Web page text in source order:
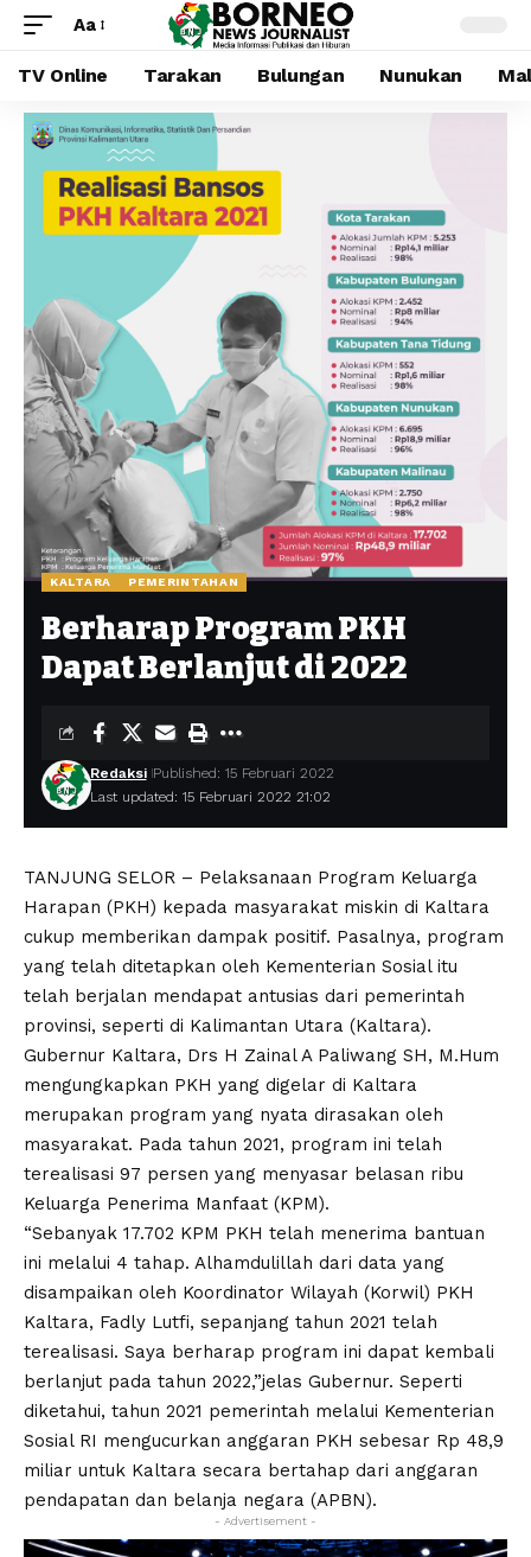
Aa
TV Online Tarakan Bulungan Nunukan
KALTARA PEMERINTAHAN
Berharap Program PKH
Dapat Berlanjut di 2022
Last updated: 15 Februari 2022 21:02
Redaksi Published: 15 Februari 2022
TANJUNG SELOR – Pelaksanaan Program Keluarga
Harapan (PKH) kepada masyarakat miskin di Kaltara
cukup memberikan dampak positif. Pasalnya, program
yang telah ditetapkan oleh Kementerian Sosial itu
telah berjalan mendapat antusias dari pemerintah
provinsi, seperti di Kalimantan Utara (Kaltara).
Gubernur Kaltara, Drs H Zainal A Paliwang SH, M.Hum
mengungkapkan PKH yang digelar di Kaltara
merupakan program yang nyata dirasakan oleh
masyarakat. Pada tahun 2021, program ini telah
terealisasi 97 persen yang menyasar belasan ribu
Keluarga Penerima Manfaat (KPM).
“Sebanyak 17.702 KPM PKH telah menerima bantuan
ini melalui 4 tahap. Alhamdulillah dari data yang
disampaikan oleh Koordinator Wilayah (Korwil) PKH
Kaltara, Fadly Lutfi, sepanjang tahun 2021 telah
terealisasi. Saya berharap program ini dapat kembali
berlanjut pada tahun 2022,”jelas Gubernur. Seperti
diketahui, tahun 2021 pemerintah melalui Kementerian
Sosial RI mengucurkan anggaran PKH sebesar Rp 48,9
miliar untuk Kaltara secara bertahap dari anggaran
pendapatan dan belanja negara (APBN).
- Advertisement -